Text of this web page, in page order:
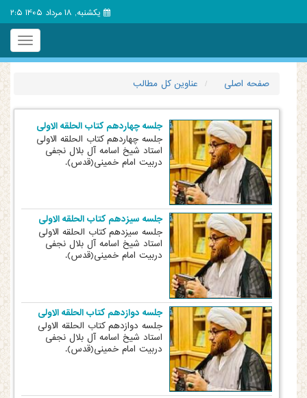
یکشنبه, 18 مرداد 1405 2:5
Toggle
صفحه اصلی عناوین کل مطالب
جلسه چهاردهم کتاب الحلقه الاولی
جلسه چهاردهم کتاب الحلقه الاولی
استاد شیخ اسامه آل بلال نجفی
دربیت امام خمینی(قدس).
جلسه سیزدهم کتاب الحلقه الاولی
جلسه سیزدهم کتاب الحلقه الاولی
استاد شیخ اسامه آل بلال نجفی
دربیت امام خمینی(قدس).
جلسه دوازدهم کتاب الحلقه الاولی
جلسه دوازدهم کتاب الحلقه الاولی
استاد شیخ اسامه آل بلال نجفی
دربیت امام خمینی(قدس).